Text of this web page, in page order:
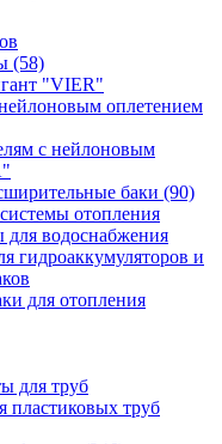
(58)
"VIER"
оплетением
с нейлоновым
баки (90)
отопления
для водоснабжения
гидроаккумуляторов и
для отопления
для труб
пластиковых труб